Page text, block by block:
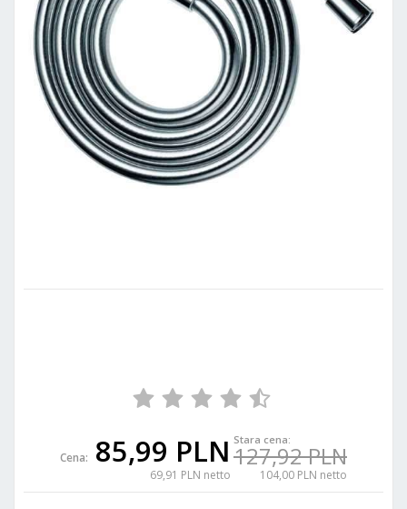
Cena: 85,99 PLN
69,91 PLN netto
Stara cena:
127,92 PLN
104,00 PLN netto